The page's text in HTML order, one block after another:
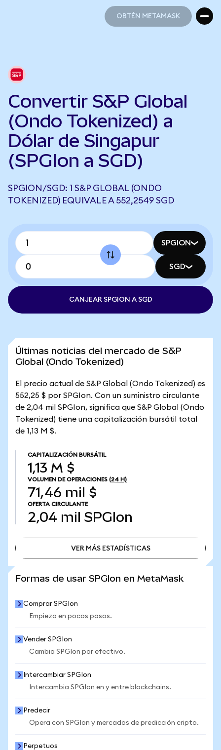
OBTÉN METAMASK
Convertir S&P Global
(Ondo Tokenized) a
Dólar de Singapur
(SPGIon a SGD)
SPGION/SGD: 1 S&P GLOBAL (ONDO
TOKENIZED) EQUIVALE A 552,2549 SGD
SPGION
SGD
CANJEAR SPGION A SGD
Últimas noticias del mercado de S&P
Global (Ondo Tokenized)
El precio actual de S&P Global (Ondo Tokenized) es
552,25 $ por SPGIon. Con un suministro circulante
de 2,04 mil SPGIon, significa que S&P Global (Ondo
Tokenized) tiene una capitalización bursátil total
de 1,13 M $.
CAPITALIZACIÓN BURSÁTIL
1,13 M $
VOLUMEN DE OPERACIONES (24 H)
71,46 mil $
OFERTA CIRCULANTE
2,04 mil SPGIon
VER MÁS ESTADÍSTICAS
Formas de usar SPGIon en MetaMask
Comprar SPGIon
Empieza en pocos pasos.
Vender SPGIon
Cambia SPGIon por efectivo.
Intercambiar SPGIon
Intercambia SPGIon en y entre blockchains.
Predecir
Opera con SPGIon y mercados de predicción cripto.
Perpetuos